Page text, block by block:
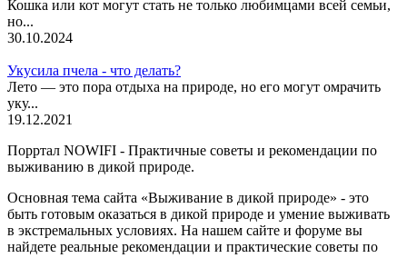
Кошка или кот могут стать не только любимцами всей семьи,
но...
30.10.2024
Укусила пчела - что делать?
Лето — это пора отдыха на природе, но его могут омрачить
уку...
19.12.2021
Порртал NOWIFI - Практичные советы и рекомендации по
выживанию в дикой природе.
Основная тема сайта «Выживание в дикой природе» - это
быть готовым оказаться в дикой природе и умение выживать
в экстремальных условиях. На нашем сайте и форуме вы
найдете реальные рекомендации и практические советы по